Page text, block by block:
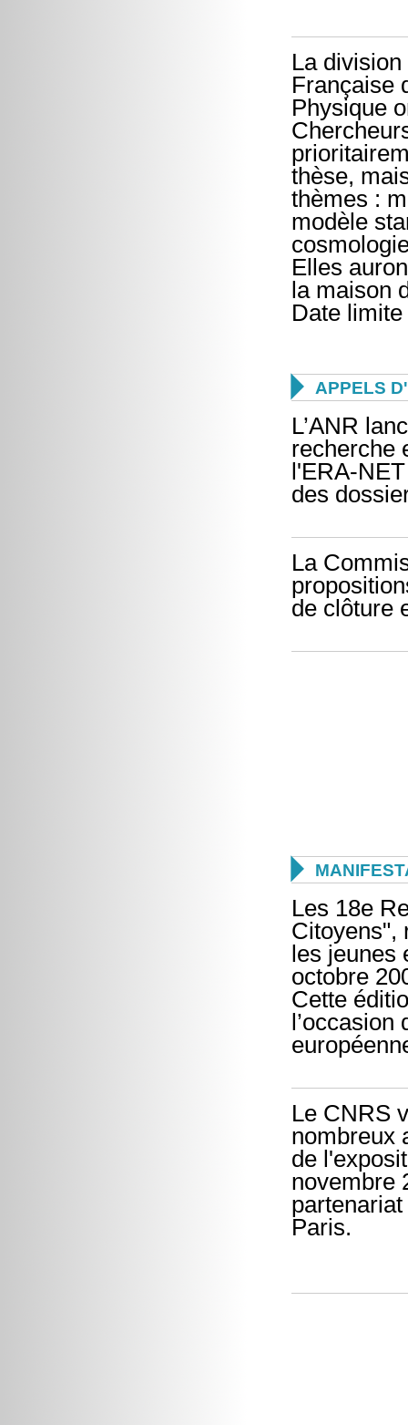
La division
Française
Physique
thèse,
thèmes :
modèle
Elles
la maison
Date
 APPELS
L’ANR
recherche
l'ERA-
des
La
de clôture

Les 18e
Citoyens",
les jeunes
octobre
Cette
Le CNRS
nombreux
de
novembre
Paris.